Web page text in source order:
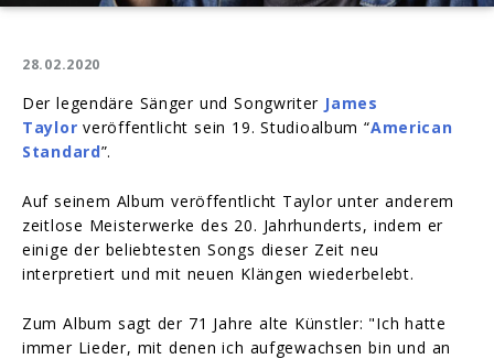
28.02.2020
Der legendäre Sänger und Songwriter James
Taylor veröffentlicht sein 19. Studioalbum “American
Standard”.
Auf seinem Album veröffentlicht Taylor unter anderem
zeitlose Meisterwerke des 20. Jahrhunderts, indem er
einige der beliebtesten Songs dieser Zeit neu
interpretiert und mit neuen Klängen wiederbelebt.
Zum Album sagt der 71 Jahre alte Künstler: "Ich hatte
immer Lieder, mit denen ich aufgewachsen bin und an